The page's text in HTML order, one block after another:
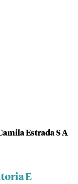
Estrada S A
E